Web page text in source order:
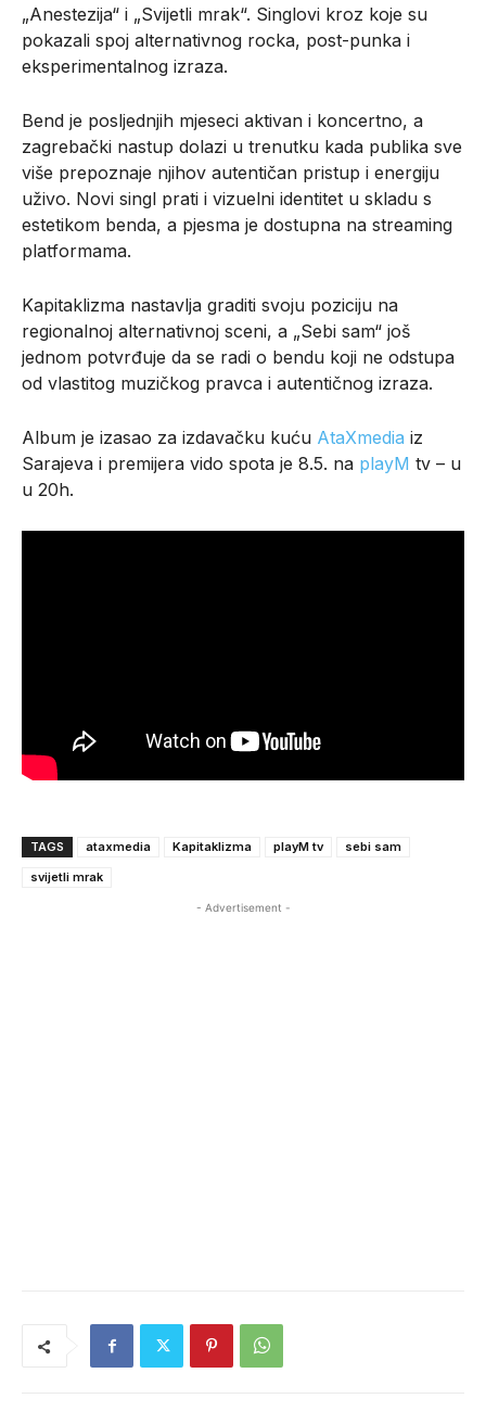
„Anestezija“ i „Svijetli mrak“. Singlovi kroz koje su
pokazali spoj alternativnog rocka, post-punka i
eksperimentalnog izraza.
Bend je posljednjih mjeseci aktivan i koncertno, a
zagrebački nastup dolazi u trenutku kada publika sve
više prepoznaje njihov autentičan pristup i energiju
uživo. Novi singl prati i vizuelni identitet u skladu s
estetikom benda, a pjesma je dostupna na streaming
platformama.
Kapitaklizma nastavlja graditi svoju poziciju na
regionalnoj alternativnoj sceni, a „Sebi sam“ još
jednom potvrđuje da se radi o bendu koji ne odstupa
od vlastitog muzičkog pravca i autentičnog izraza.
Album je izasao za izdavačku kuću AtaXmedia iz
Sarajeva i premijera vido spota je 8.5. na playM tv – u
u 20h.
TAGS ataxmedia Kapitaklizma playM tv
sebi sam
svijetli mrak
- Advertisement -